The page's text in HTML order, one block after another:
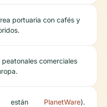
portuaria con cafés y
peatonales comerciales
están
PlanetWare).